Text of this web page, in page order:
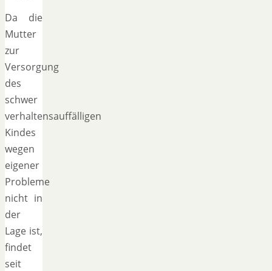
Da die
Mutter
zur
Versorgung
des
schwer
verhaltensauffälligen
Kindes
wegen
eigener
Probleme
nicht in
der
Lage ist,
findet
seit